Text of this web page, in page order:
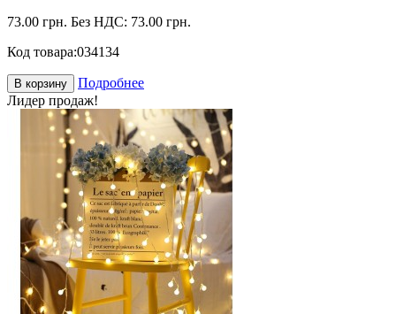
73.00 грн. Без НДС: 73.00 грн.
Код товара:034134
В корзину
Подробнее
Лидер продаж!